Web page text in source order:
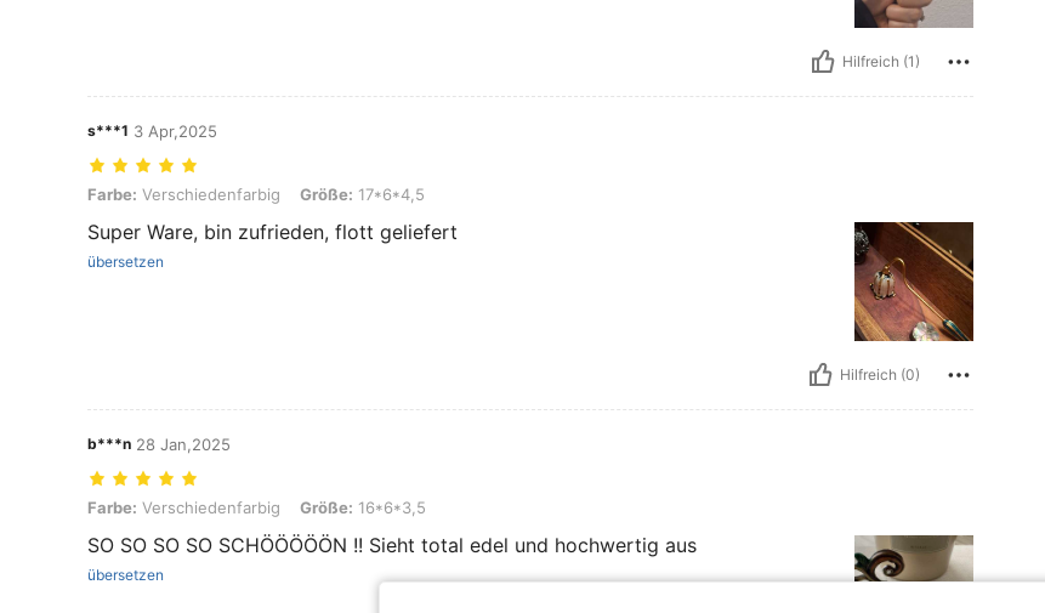
Hilfreich (1)
s***1 3 Apr,2025
Farbe: Verschiedenfarbig, Größe: 17*6*4,5
Farbe: Verschiedenfarbig Größe: 17*6*4,5
Super Ware, bin zufrieden, flott geliefert
übersetzen
Hilfreich (0)
b***n 28 Jan,2025
Farbe: Verschiedenfarbig, Größe: 16*6*3,5
Farbe: Verschiedenfarbig Größe: 16*6*3,5
SO SO SO SO SCHÖÖÖÖÖN !! Sieht total edel und hochwertig aus
übersetzen